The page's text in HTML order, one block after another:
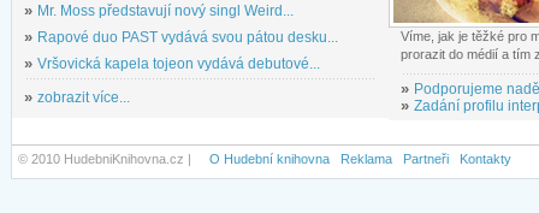
» Mr. Moss představují nový singl Weird...
» Rapové duo PAST vydává svou pátou desku...
» Vršovická kapela tojeon vydává debutové...
» zobrazit více...
Víme, jak je těžké pro
prorazit do médií a tím
» Podporujeme
» Zadání profilu
© 2010 HudebniKnihovna.cz | O Hudební knihovna Reklama Partneři Kontakty